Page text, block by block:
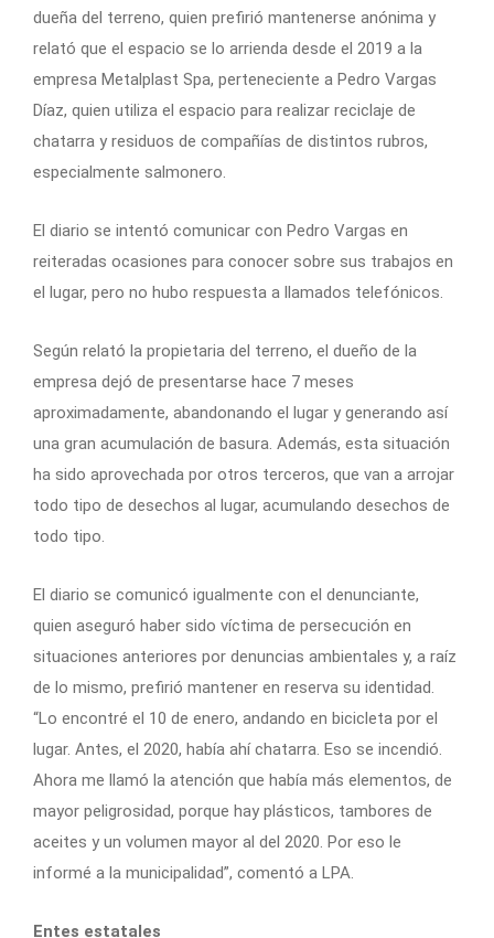
dueña del terreno, quien prefirió mantenerse anónima y
relató que el espacio se lo arrienda desde el 2019 a la
empresa Metalplast Spa, perteneciente a Pedro Vargas
Díaz, quien utiliza el espacio para realizar reciclaje de
chatarra y residuos de compañías de distintos rubros,
especialmente salmonero.
El diario se intentó comunicar con Pedro Vargas en
reiteradas ocasiones para conocer sobre sus trabajos en
el lugar, pero no hubo respuesta a llamados telefónicos.
Según relató la propietaria del terreno, el dueño de la
empresa dejó de presentarse hace 7 meses
aproximadamente, abandonando el lugar y generando así
una gran acumulación de basura. Además, esta situación
ha sido aprovechada por otros terceros, que van a arrojar
todo tipo de desechos al lugar, acumulando desechos de
todo tipo.
El diario se comunicó igualmente con el denunciante,
quien aseguró haber sido víctima de persecución en
situaciones anteriores por denuncias ambientales y, a raíz
de lo mismo, prefirió mantener en reserva su identidad.
“Lo encontré el 10 de enero, andando en bicicleta por el
lugar. Antes, el 2020, había ahí chatarra. Eso se incendió.
Ahora me llamó la atención que había más elementos, de
mayor peligrosidad, porque hay plásticos, tambores de
aceites y un volumen mayor al del 2020. Por eso le
informé a la municipalidad”, comentó a LPA.
Entes estatales